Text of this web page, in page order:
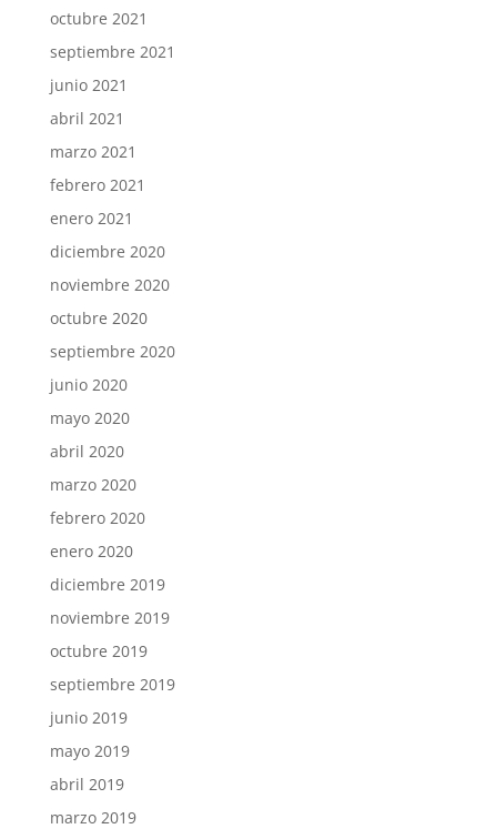
octubre 2021
septiembre 2021
junio 2021
abril 2021
marzo 2021
febrero 2021
enero 2021
diciembre 2020
noviembre 2020
octubre 2020
septiembre 2020
junio 2020
mayo 2020
abril 2020
marzo 2020
febrero 2020
enero 2020
diciembre 2019
noviembre 2019
octubre 2019
septiembre 2019
junio 2019
mayo 2019
abril 2019
marzo 2019